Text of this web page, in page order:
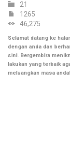
21
1265
46,275
Selamat datang ke
dengan anda dan
sini. Bergembira
lakukan yang terbaik
meluangkan masa anda!